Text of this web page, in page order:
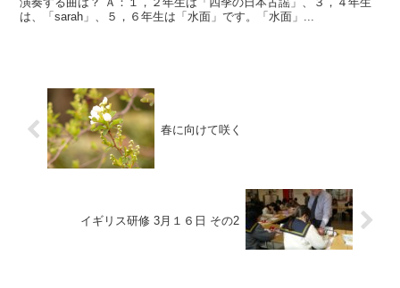
は、「sarah」、５，６年生は「水面」です。「水面」...
春に向けて咲く
イギリス研修 3月１６日 その2